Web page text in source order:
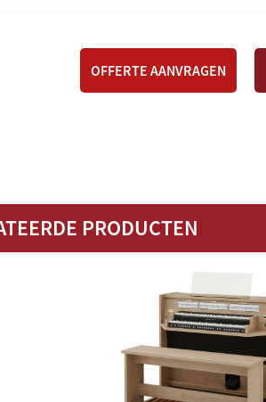
P-
Pedaal
30-
Meubel
Bank
Zonder
Aansluitingen
MIDI
Geschikt voor
Hauptwerk
Ja
Hoofdtelefoon
OFFERTE AANVRAGEN
PRODUCTEN